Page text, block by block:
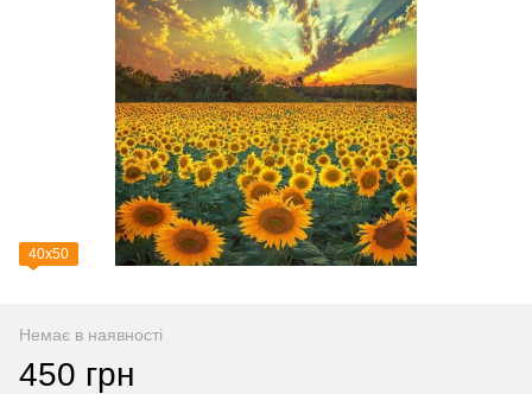
40х50
Немає в наявності
450 грн